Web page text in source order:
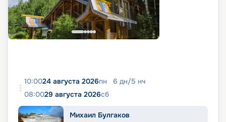
10:0024 августа 2026пн 6 дн/5 нч
08:0029 августа 2026сб
Михаил Булгаков